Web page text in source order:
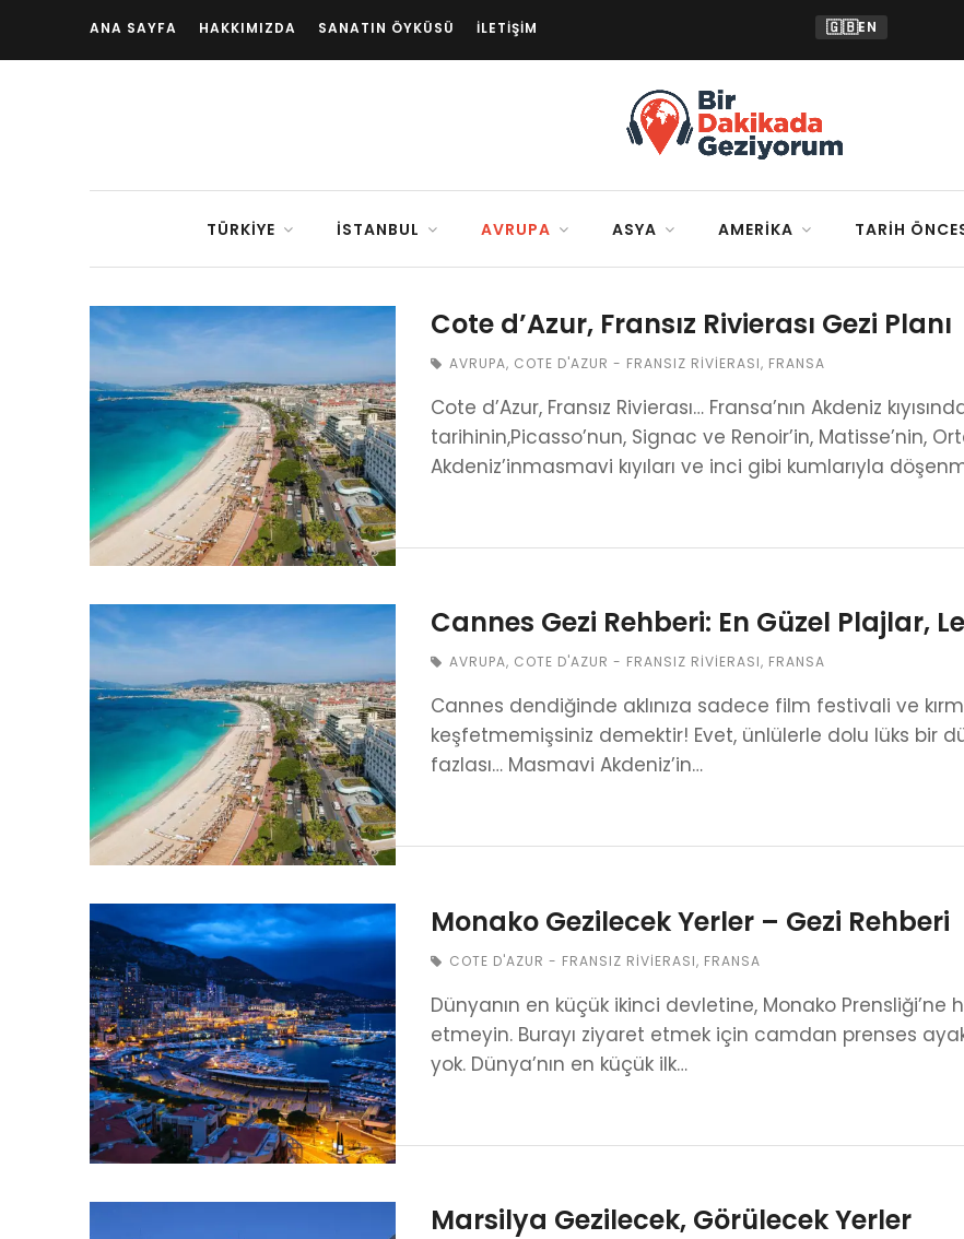
ANA SAYFA HAKKIMIZDA SANATIN ÖYKÜSÜ İLETIŞIM 🇬🇧EN
TÜRKIYE İSTANBUL AVRUPA ASYA AMERIKA TARIH
Cote d’Azur, Fransız Rivierası Gezi Planı
AVRUPA, COTE D'AZUR - FRANSIZ RIVIERASI, FRANSA
Cote d’Azur, Fransız Rivierası… Fransa’nın Akdeniz
tarihinin,Picasso’nun, Signac ve Renoir’in, Matisse’nin,
Akdeniz’inmasmavi kıyıları ve inci gibi kumlarıyla
Cannes Gezi Rehberi: En Güzel Plajlar,
AVRUPA, COTE D'AZUR - FRANSIZ RIVIERASI, FRANSA
Cannes dendiğinde aklınıza sadece film festivali ve
keşfetmemişsiniz demektir! Evet, ünlülerle dolu lüks bir
fazlası… Masmavi Akdeniz’in…
Monako Gezilecek Yerler – Gezi Rehberi
COTE D'AZUR - FRANSIZ RIVIERASI, FRANSA
Dünyanın en küçük ikinci devletine, Monako
etmeyin. Burayı ziyaret etmek için camdan prenses
yok. Dünya’nın en küçük ilk…
Marsilya Gezilecek, Görülecek Yerler